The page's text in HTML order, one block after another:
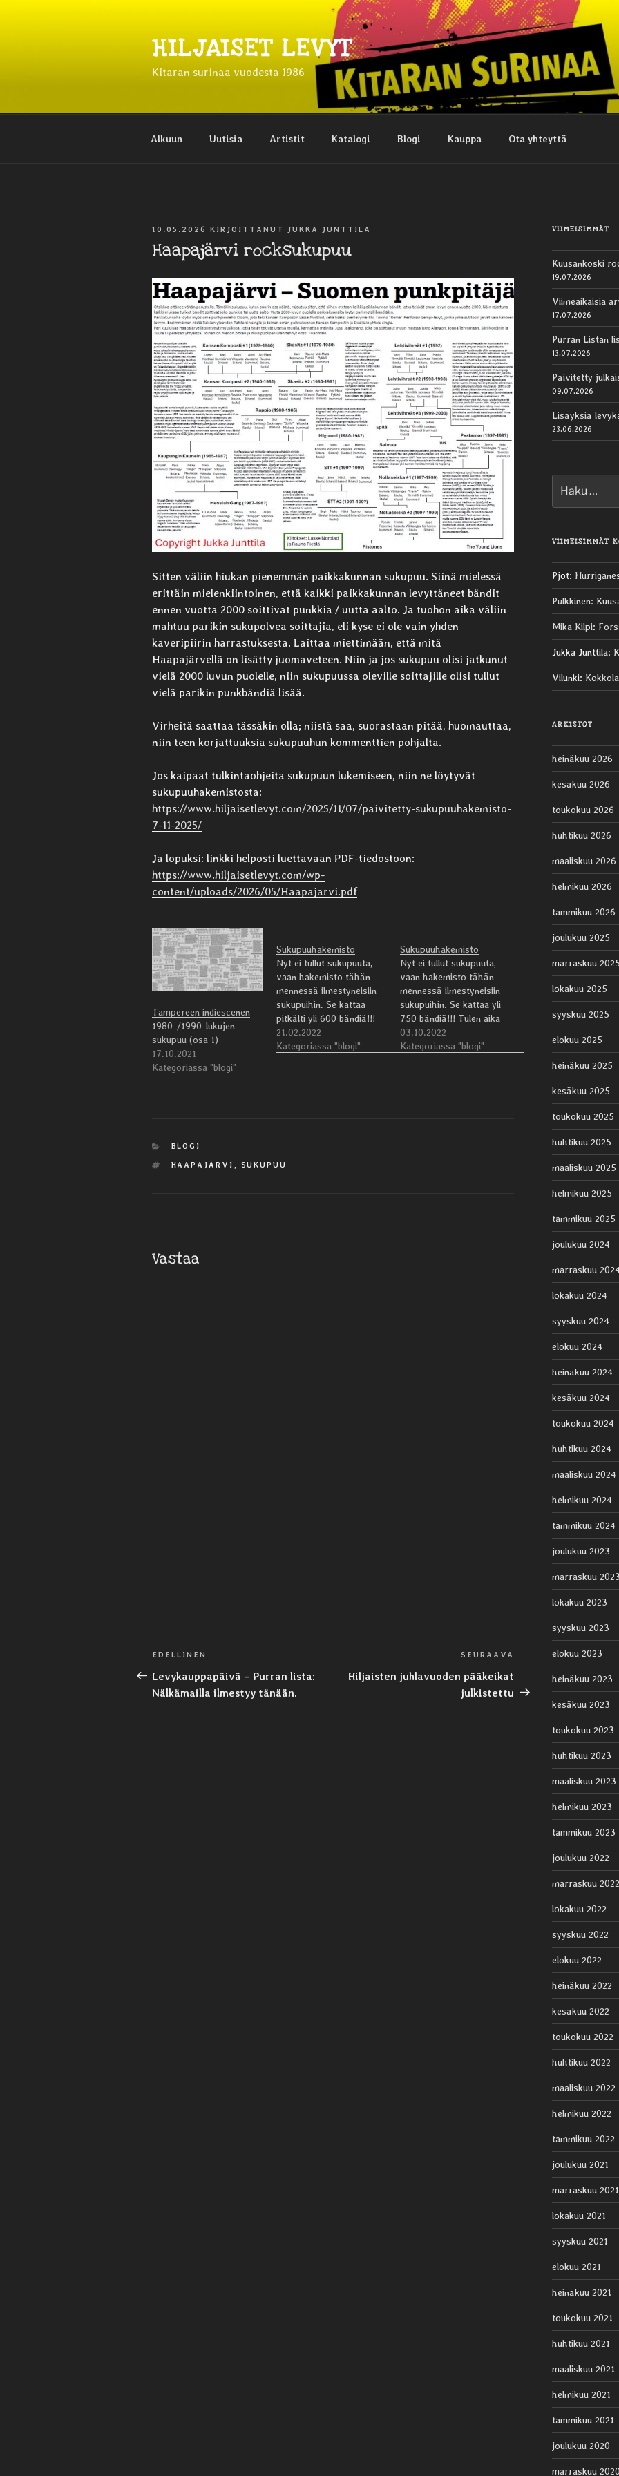
HILJAISET LEVYT
Kitaran surinaa vuodesta 1986
Alkuun Uutisia Artistit Katalogi Blogi Kauppa Ota yhteyttä
JULKAISTU
10.05.2026 KIRJOITTANUT JUKKA JUNTTILA
Haapajärvi rocksukupuu
Sitten väliin hiukan pienemmän paikkakunnan sukupuu. Siinä mielessä
erittäin mielenkiintoinen, että kaikki paikkakunnan levyttäneet bändit
ennen vuotta 2000 soittivat punkkia / uutta aalto. Ja tuohon aika väliin
mahtuu parikin sukupolvea soittajia, eli kyse ei ole vain yhden
kaveripiirin harrastuksesta. Laittaa miettimään, että mitä
Haapajärvellä on lisätty juomaveteen. Niin ja jos sukupuu olisi jatkunut
vielä 2000 luvun puolelle, niin sukupuussa oleville soittajille olisi tullut
vielä parikin punkbändiä lisää.
Virheitä saattaa tässäkin olla; niistä saa, suorastaan pitää, huomauttaa,
niin teen korjattuuksia sukupuuhun kommenttien pohjalta.
Jos kaipaat tulkintaohjeita sukupuun lukemiseen, niin ne löytyvät
sukupuuhakemistosta:
https://www.hiljaisetlevyt.com/2025/11/07/paivitetty-sukupuuhakemisto-
7-11-2025/
Ja lopuksi: linkki helposti luettavaan PDF-tiedostoon:
https://www.hiljaisetlevyt.com/wp-
content/uploads/2026/05/Haapajarvi.pdf
Tampereen indiescenen
1980-/1990-lukujen
sukupuu (osa 1)
17.10.2021
Kategoriassa "blogi"
Sukupuuhakemisto
Nyt ei tullut sukupuuta,
vaan hakemisto tähän
mennessä ilmestyneisiin
sukupuihin. Se kattaa
pitkälti yli 600 bändiä!!!
Tulen aika ajoin
ylläpitämään hakemistoa,
artistit, joista on
21.02.2022
Kategoriassa "blogi"
Sukupuuhakemisto
Nyt ei tullut sukupuuta,
vaan hakemisto tähän
mennessä ilmestyneisiin
sukupuihin. Se kattaa yli
750 bändiä!!! Tulen aika
ajoin ylläpitämään
hakemistoa, eli lisään
03.10.2022
Kategoriassa "blogi"
KATEGORIAT
BLOGI
AVAINSANAT
HAAPAJÄRVI , SUKUPUU
Vastaa
Artikkelien
selaus
Edellinen
artikkeli
EDELLINEN
Levykauppapäivä – Purran lista:
Nälkämailla ilmestyy tänään.
Seuraava
artikkeli
SEURAAVA
Hiljaisten juhlavuoden pääkeikat
julkistettu
VIIMEISIMMÄT
Kuusankoski
19.07.2026
Viimeaikaisia
17.07.2026
Purran Listan
13.07.2026
Päivitetty
09.07.2026
Lisäyksiä
23.06.2026
VIIMEISIMMÄT
Pjot:
Pulkkinen:
Mika Kilpi:
Jukka Junttila:
Vilunki:
ARKISTOT
heinäkuu 2026
kesäkuu 2026
toukokuu 2026
huhtikuu 2026
maaliskuu 2026
helmikuu 2026
tammikuu 2026
joulukuu 2025
marraskuu
lokakuu 2025
syyskuu 2025
elokuu 2025
heinäkuu 2025
kesäkuu 2025
toukokuu 2025
huhtikuu 2025
maaliskuu 2025
helmikuu 2025
tammikuu 2025
joulukuu 2024
marraskuu
lokakuu 2024
syyskuu 2024
elokuu 2024
heinäkuu 2024
kesäkuu 2024
toukokuu 2024
huhtikuu 2024
maaliskuu 2024
helmikuu 2024
tammikuu 2024
joulukuu 2023
marraskuu
lokakuu 2023
syyskuu 2023
elokuu 2023
heinäkuu 2023
kesäkuu 2023
toukokuu 2023
huhtikuu 2023
maaliskuu 2023
helmikuu 2023
tammikuu 2023
joulukuu 2022
marraskuu 2022
lokakuu 2022
syyskuu 2022
elokuu 2022
heinäkuu 2022
kesäkuu 2022
toukokuu 2022
huhtikuu 2022
maaliskuu 2022
helmikuu 2022
tammikuu 2022
joulukuu 2021
marraskuu 2021
lokakuu 2021
syyskuu 2021
elokuu 2021
heinäkuu 2021
toukokuu 2021
huhtikuu 2021
maaliskuu 2021
helmikuu 2021
tammikuu 2021
joulukuu 2020
marraskuu